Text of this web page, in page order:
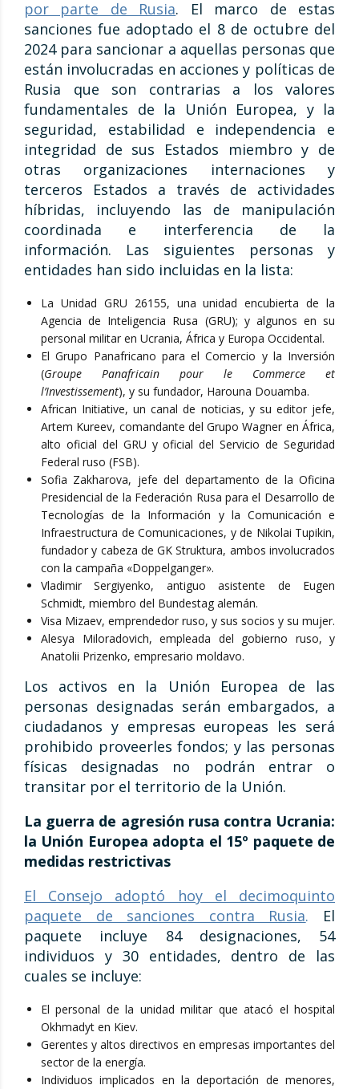
por parte de Rusia. El marco de estas
sanciones fue adoptado el 8 de octubre del
2024 para sancionar a aquellas personas que
están involucradas en acciones y políticas de
Rusia que son contrarias a los valores
fundamentales de la Unión Europea, y la
seguridad, estabilidad e independencia e
integridad de sus Estados miembro y de
otras organizaciones internaciones y
terceros Estados a través de actividades
híbridas, incluyendo las de manipulación
coordinada e interferencia de la
información. Las siguientes personas y
entidades han sido incluidas en la lista:
La Unidad GRU 26155, una unidad encubierta de la
Agencia de Inteligencia Rusa (GRU); y algunos en su
personal militar en Ucrania, África y Europa Occidental.
El Grupo Panafricano para el Comercio y la Inversión
(Groupe Panafricain pour le Commerce et
l’Investissement), y su fundador, Harouna Douamba.
African Initiative, un canal de noticias, y su editor jefe,
Artem Kureev, comandante del Grupo Wagner en África,
alto oficial del GRU y oficial del Servicio de Seguridad
Federal ruso (FSB).
Sofia Zakharova, jefe del departamento de la Oficina
Presidencial de la Federación Rusa para el Desarrollo de
Tecnologías de la Información y la Comunicación e
Infraestructura de Comunicaciones, y de Nikolai Tupikin,
fundador y cabeza de GK Struktura, ambos involucrados
con la campaña «Doppelganger».
Vladimir Sergiyenko, antiguo asistente de Eugen
Schmidt, miembro del Bundestag alemán.
Visa Mizaev, emprendedor ruso, y sus socios y su mujer.
Alesya Miloradovich, empleada del gobierno ruso, y
Anatolii Prizenko, empresario moldavo.
Los activos en la Unión Europea de las
personas designadas serán embargados, a
ciudadanos y empresas europeas les será
prohibido proveerles fondos; y las personas
físicas designadas no podrán entrar o
transitar por el territorio de la Unión.
La guerra de agresión rusa contra Ucrania:
la Unión Europea adopta el 15º paquete de
medidas restrictivas
El Consejo adoptó hoy el decimoquinto
paquete de sanciones contra Rusia. El
paquete incluye 84 designaciones, 54
individuos y 30 entidades, dentro de las
cuales se incluye:
El personal de la unidad militar que atacó el hospital
Okhmadyt en Kiev.
Gerentes y altos directivos en empresas importantes del
sector de la energía.
Individuos implicados en la deportación de menores,